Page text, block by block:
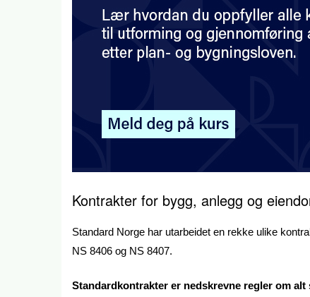
Kontrakter for bygg, anlegg og
Standard Norge har utarbeidet en rekke ulike
NS 8406 og NS 8407.
Standardkontrakter er nedskrevne regler om